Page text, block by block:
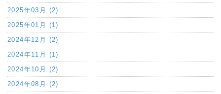
2025年03月 (2)
2025年01月 (1)
2024年12月 (2)
2024年11月 (1)
2024年10月 (2)
2024年08月 (2)